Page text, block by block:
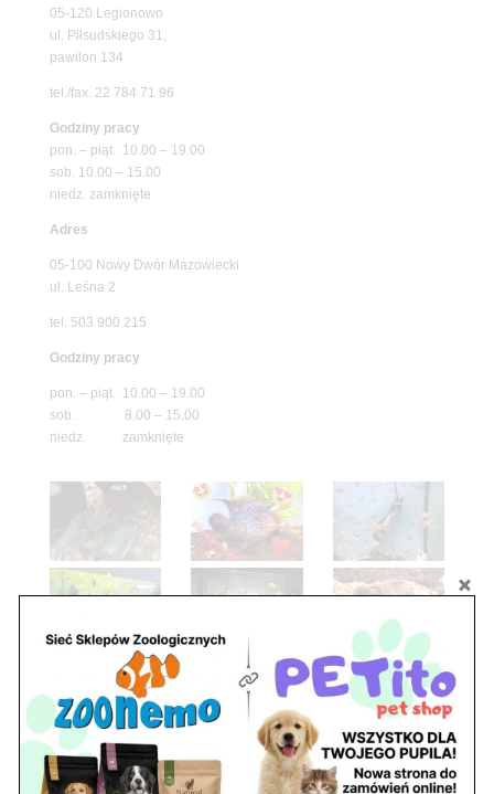
05-120 Legionowo
ul. Piłsudskiego 31,
pawilon 134
tel./fax. 22 784 71 96
Godziny pracy
pon. – piąt. 10.00 – 19.00
sob. 10.00 – 15.00
niedz. zamknięte
Adres
05-100 Nowy Dwór Mazowiecki
ul. Leśna 2
tel. 503 900 215
Godziny pracy
pon. – piąt. 10.00 – 19.00
sob. 8.00 – 15.00
niedz. zamknięte